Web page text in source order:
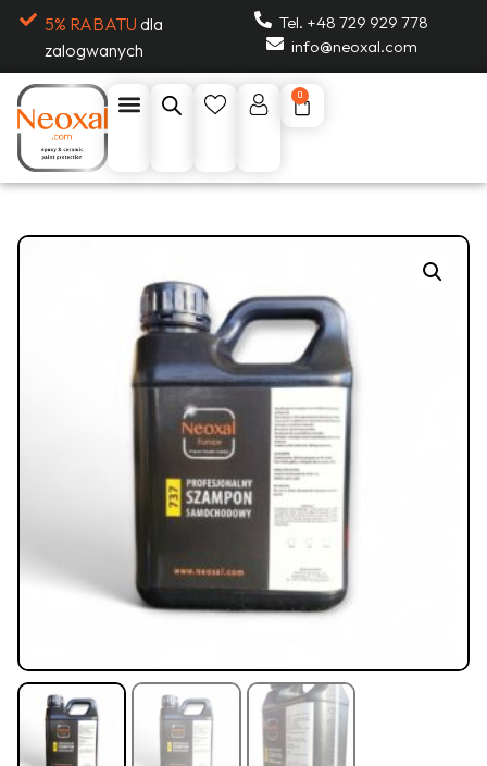
5% RABATU dla
zalogwanych
Tel. +48 729 929 778
info@neoxal.com
0